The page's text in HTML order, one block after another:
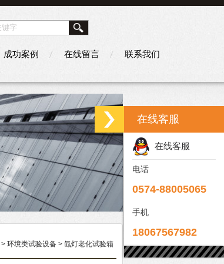
成功案例 在线留言 联系我们
> 环境类试验设备 > 氙灯老化试验箱
在线客服
在线客服
电话
0574-88005065
手机
18067567982